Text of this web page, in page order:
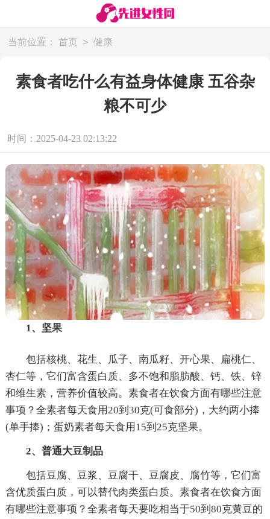
当前位置： 首页 > 健康
素食者吃什么有益身体健康 五谷杂
粮不可少
时间：2025-04-23 02:13:22
1、坚果
包括核桃、花生、瓜子、南瓜籽、开心果、扁桃仁、
杏仁等，它们富含蛋白质、多不饱和脂肪酸、钙、铁、锌
和维生素，营养价值较高。素食者在饮食方面有哪些注意
事项？全素者每天食用20到30克(可食部分)，大约两小捧
(单手捧)；蛋奶素者每天食用15到25克坚果。
2、普通大豆制品
包括豆腐、豆浆、豆腐干、豆腐皮、腐竹等，它们富
含优质蛋白质，可以替代肉类蛋白质。素食者在饮食方面
有哪些注意事项？全素者每天要吃相当于50到80克黄豆的